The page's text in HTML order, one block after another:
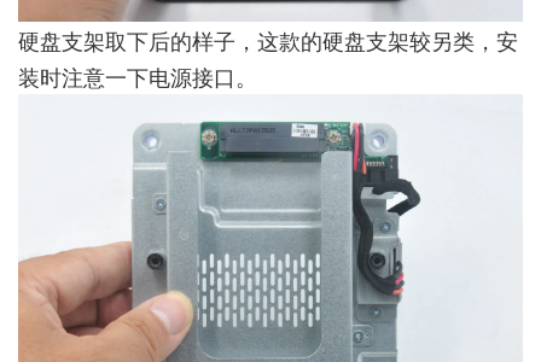
硬盘支架取下后的样子，这款的硬盘支架较另类，安
装时注意一下电源接口。